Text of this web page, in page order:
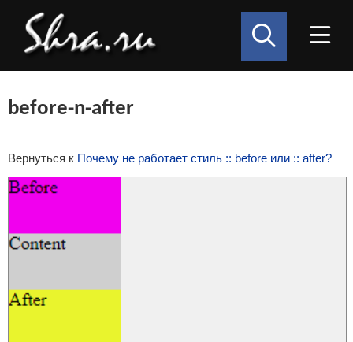
before-n-after
Вернуться к Почему не работает стиль :: before или :: after?